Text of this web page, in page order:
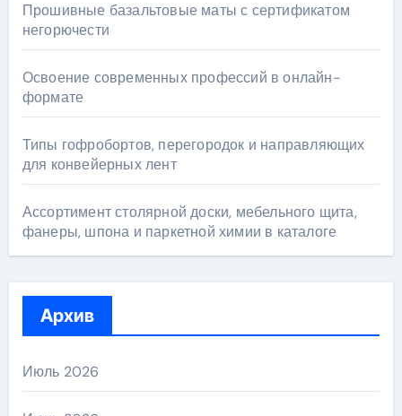
Прошивные базальтовые маты с сертификатом
негорючести
Освоение современных профессий в онлайн-
формате
Типы гофробортов, перегородок и направляющих
для конвейерных лент
Ассортимент столярной доски, мебельного щита,
фанеры, шпона и паркетной химии в каталоге
Архив
Июль 2026